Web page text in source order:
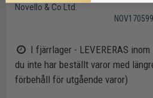
Novello & Co Ltd.
NOV170599
I fjärrlager - LEVERERAS
du inte har beställt varor med
förbehåll för utgående varor)